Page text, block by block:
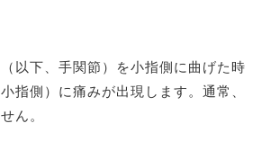
以下、手関節）を小指側に曲げた時
指側）に痛みが出現します。通常、
ん。